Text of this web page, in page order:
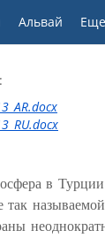
Альвай Еще
:
в
так